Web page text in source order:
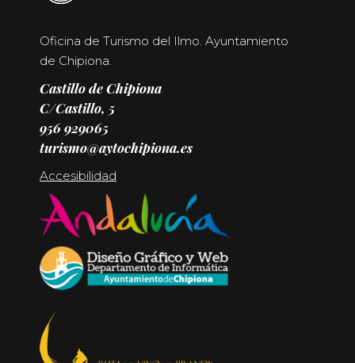
Oficina de Turismo del Ilmo. Ayuntamiento
de Chipiona.
Castillo de Chipiona
C/Castillo, 5
956 929065
turismo@aytochipiona.es
Accesibilidad